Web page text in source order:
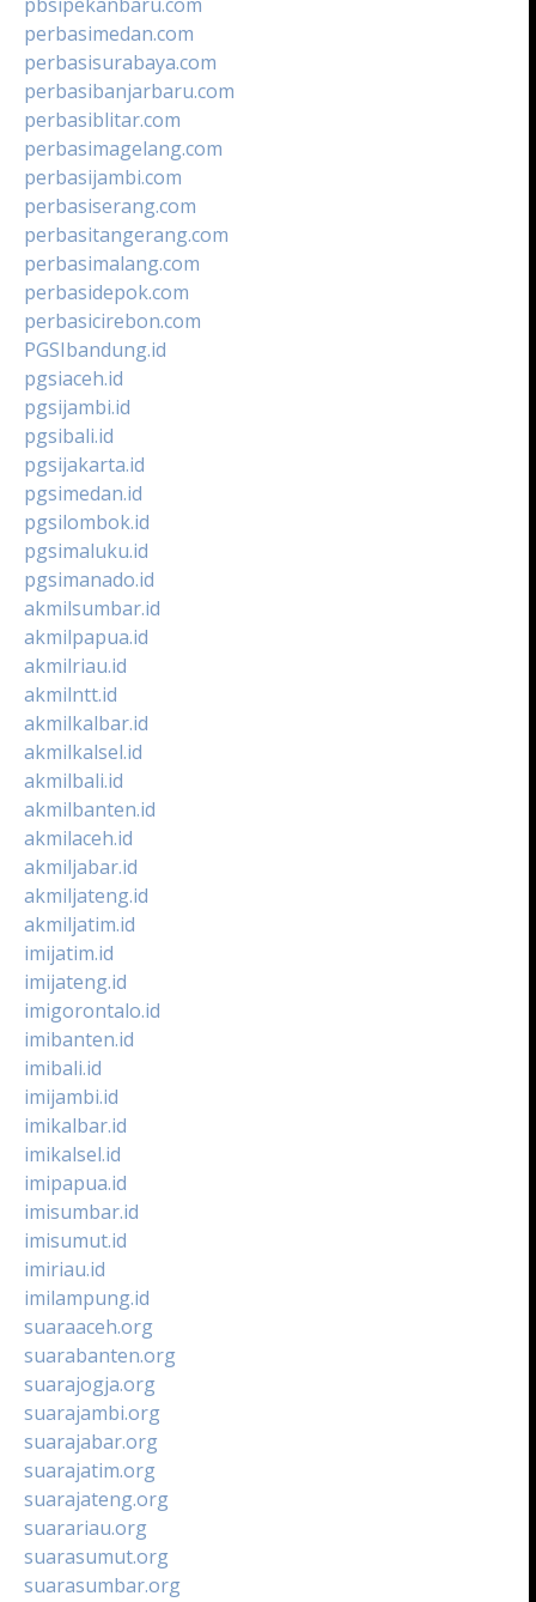
perbasimedan.com
perbasisurabaya.com
perbasibanjarbaru.com
perbasiblitar.com
perbasimagelang.com
perbasijambi.com
perbasiserang.com
perbasitangerang.com
perbasimalang.com
perbasidepok.com
perbasicirebon.com
PGSIbandung.id
pgsiaceh.id
pgsijambi.id
pgsibali.id
pgsijakarta.id
pgsimedan.id
pgsilombok.id
pgsimaluku.id
pgsimanado.id
akmilsumbar.id
akmilpapua.id
akmilriau.id
akmilntt.id
akmilkalbar.id
akmilkalsel.id
akmilbali.id
akmilbanten.id
akmilaceh.id
akmiljabar.id
akmiljateng.id
akmiljatim.id
imijatim.id
imijateng.id
imigorontalo.id
imibanten.id
imibali.id
imijambi.id
imikalbar.id
imikalsel.id
imipapua.id
imisumbar.id
imisumut.id
imiriau.id
imilampung.id
suaraaceh.org
suarabanten.org
suarajogja.org
suarajambi.org
suarajabar.org
suarajatim.org
suarajateng.org
suarariau.org
suarasumut.org
suarasumbar.org